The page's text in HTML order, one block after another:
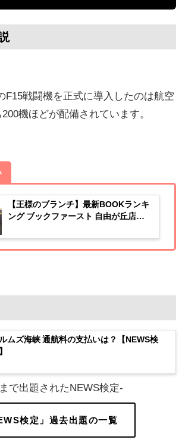
F15戦闘機を正式に導入したのは航空
機ほどが配備されています。
【王様のブランチ】最新BOOKランキ
ング ブックファースト 自由が丘店
ムズ海峡 通航料の支払いは？【NEWS検
で出題されたNEWS検定-
検定」過去出題の一覧